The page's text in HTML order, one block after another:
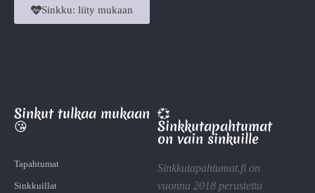
Sinkku: liity mukaan
Sinkut tulkaa mukaan
😘
Tapahtumat
Sinkkuillat
💞
Sinkkutapahtumat
on vain sinkuille
Sinkkutapahtumat.fi on
vuonna 2018 perustettu